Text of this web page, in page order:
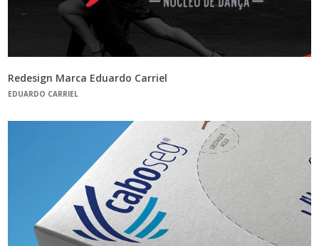
Redesign Marca Eduardo Carriel
EDUARDO CARRIEL